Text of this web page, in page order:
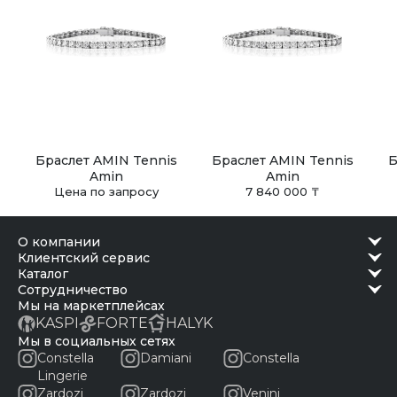
Браслет AMIN Tennis
Amin
Цена по запросу
Браслет AMIN Tennis
Amin
7 840 000 ₸
о компании
клиентский сервис
каталог
сотрудничество
Мы на маркетплейсах
KASPI FORTE HALYK
Мы в социальных сетях
Constella
Lingerie
Damiani Constella